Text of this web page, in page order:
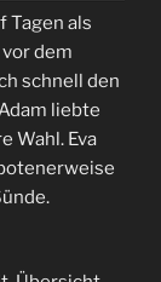
Tagen als
dem
schnell den
liebte
Wahl. Eva